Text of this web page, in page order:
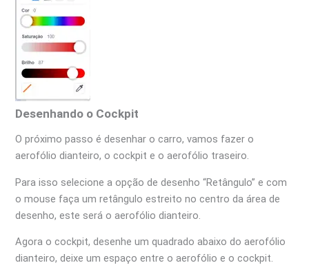
Desenhando o Cockpit
O próximo passo é desenhar o carro, vamos fazer o
aerofólio dianteiro, o cockpit e o aerofólio traseiro.
Para isso selecione a opção de desenho “Retângulo” e com
o mouse faça um retângulo estreito no centro da área de
desenho, este será o aerofólio dianteiro.
Agora o cockpit, desenhe um quadrado abaixo do aerofólio
dianteiro, deixe um espaço entre o aerofólio e o cockpit.